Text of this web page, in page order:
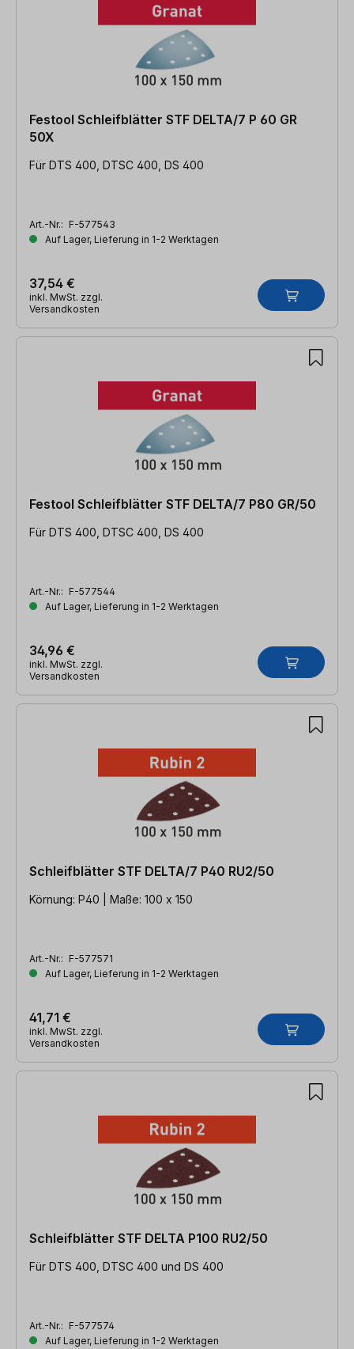
Festool Schleifblätter STF DELTA/7 P 60 GR
50X
Für DTS 400, DTSC 400, DS 400
Art.-Nr.: F-577543
Auf Lager, Lieferung in 1-2 Werktagen
37,54 €
inkl. MwSt. zzgl.
Versandkosten
Festool Schleifblätter STF DELTA/7 P80 GR/50
Für DTS 400, DTSC 400, DS 400
Art.-Nr.: F-577544
Auf Lager, Lieferung in 1-2 Werktagen
34,96 €
inkl. MwSt. zzgl.
Versandkosten
Schleifblätter STF DELTA/7 P40 RU2/50
Körnung: P40 | Maße: 100 x 150
Art.-Nr.: F-577571
Auf Lager, Lieferung in 1-2 Werktagen
41,71 €
inkl. MwSt. zzgl.
Versandkosten
Schleifblätter STF DELTA P100 RU2/50
Für DTS 400, DTSC 400 und DS 400
Art.-Nr.: F-577574
Auf Lager, Lieferung in 1-2 Werktagen